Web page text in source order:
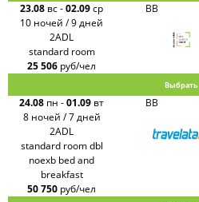
23.08 вс-02.09ср
10 ночей / 9 дней
BB
2ADL
standard room
25 506 руб/чел
Выбрать
24.08 пн -01.09 вт
8 ночей / 7 дней
BB
2ADL
standard room dbl
noexb bed and
breakfast
50 750 руб/чел